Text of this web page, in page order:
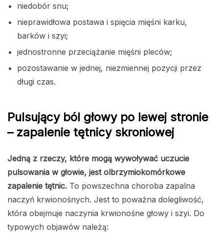
niedobór snu;
nieprawidłowa postawa i spięcia mięśni karku,
barków i szyi;
jednostronne przeciążanie mięśni pleców;
pozostawanie w jednej, niezmiennej pozycji przez
długi czas.
Pulsujący ból głowy po lewej stronie
– zapalenie tętnicy skroniowej
Jedną z rzeczy, które mogą wywoływać uczucie
pulsowania w głowie, jest olbrzymiokomórkowe
zapalenie tętnic. To powszechna choroba zapalna
naczyń krwionośnych. Jest to poważna dolegliwość,
która obejmuje naczynia krwionośne głowy i szyi. Do
typowych objawów należą: